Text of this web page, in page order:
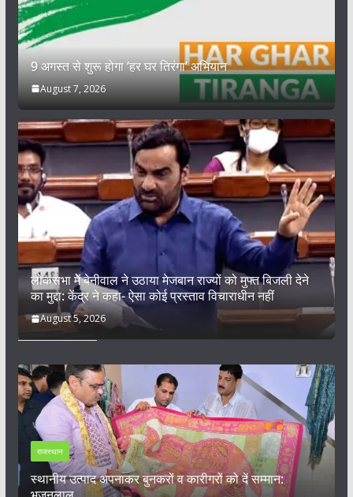
9 अगस्त से शुरू होगा ‘हर घर तिरंगा’ अभियान
August 7, 2026
लोकसभा में बेनीवाल ने उठाया मेजबान राज्यों को मुफ्त बिजली देने
का मुद्दा: केंद्र ने कहा- ऐसा कोई प्रस्ताव विचाराधीन नहीं
August 5, 2026
राजस्थान
स्थानीय उत्पाद अपनाकर बुनकरों व कारीगरों को दें सम्मान: